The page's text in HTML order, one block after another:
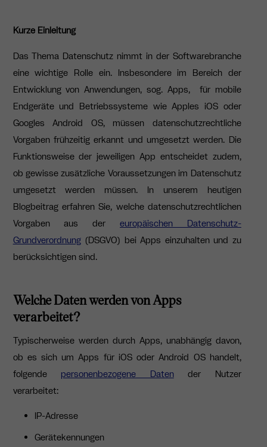
Kurze Einleitung
Das Thema Datenschutz nimmt in der Softwarebranche
eine wichtige Rolle ein. Insbesondere im Bereich der
Entwicklung von Anwendungen, sog. Apps, für mobile
Endgeräte und Betriebssysteme wie Apples iOS oder
Googles Android OS, müssen datenschutzrechtliche
Vorgaben frühzeitig erkannt und umgesetzt werden. Die
Funktionsweise der jeweiligen App entscheidet zudem,
ob gewisse zusätzliche Voraussetzungen im Datenschutz
umgesetzt werden müssen. In unserem heutigen
Blogbeitrag erfahren Sie, welche datenschutzrechtlichen
Vorgaben aus dereuropäischen Datenschutz-
Grundverordnung(DSGVO) bei Apps einzuhalten und zu
berücksichtigen sind.
Welche Daten werden von Apps
verarbeitet?
Typischerweise werden durch Apps, unabhängig davon,
ob es sich um Apps für iOS oder Android OS handelt,
folgende personenbezogene Datender Nutzer
verarbeitet:
IP-Adresse
Gerätekennungen